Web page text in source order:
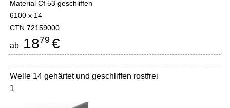
Material Cf 53 geschliffen
6100 x 14
CTN 72159000
ab 1879 €
Welle 14 gehärtet und geschliffen rostfrei
1